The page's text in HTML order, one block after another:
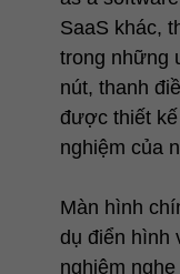
SaaS khác,
trong những
nút, thanh
được thiết
nghiệm của
Màn hình
dụ điển hình
nghiệm